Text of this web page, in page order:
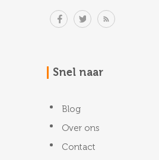
Snel naar
Blog
Over ons
Contact